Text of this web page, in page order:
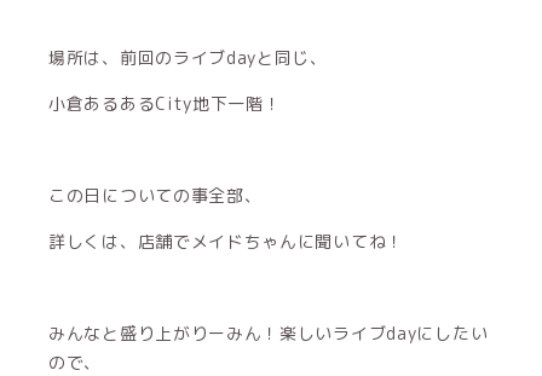
場所は、前回のライブdayと同じ、
小倉あるあるCity地下一階！
この日についての事全部、
詳しくは、店舗でメイドちゃんに聞いてね！
みんなと盛り上がりーみん！楽しいライブdayにしたい
ので、